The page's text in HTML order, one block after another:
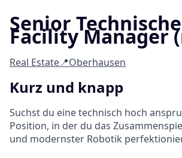
Senior
Facility Manager
Real Estate📍Oberhausen
Kurz und knapp
Suchst du eine technisch hoch
Position, in der du das
und modernster Robotik